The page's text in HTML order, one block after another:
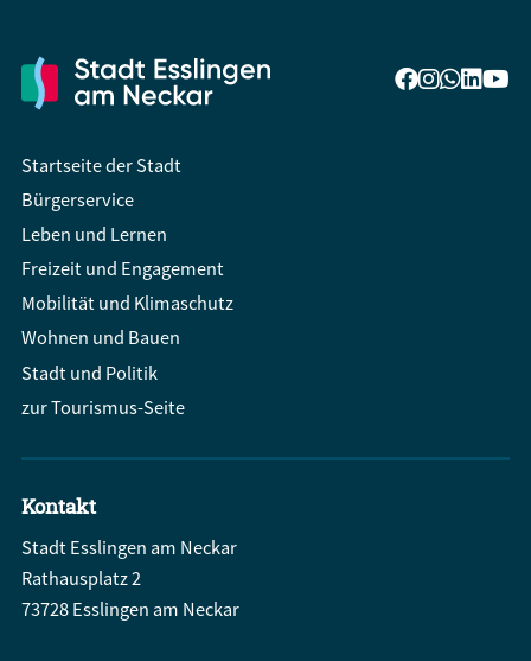
Startseite der Stadt
Bürgerservice
Leben und Lernen
Freizeit und Engagement
Mobilität und Klimaschutz
Wohnen und Bauen
Stadt und Politik
zur Tourismus-Seite
Kontakt
Stadt Esslingen am Neckar
Rathausplatz 2
73728 Esslingen am Neckar